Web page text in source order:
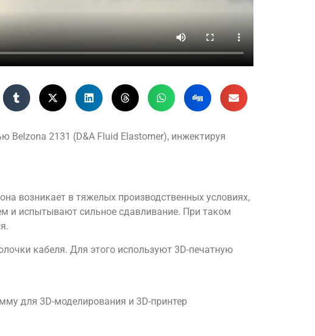
2131 (D&A Fluid Elastomer), инжектируя
возникает в тяжелых производственных условиях,
и испытывают сильное сдавливание. При таком
кабеля. Для этого используют 3D-печатную
для 3D-моделирования и 3D-принтер